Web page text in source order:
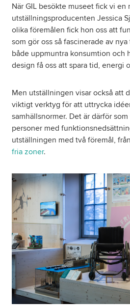
När GIL besökte museet fick vi en
utställningsproducenten Jessica
olika föremålen fick hon oss att
som gör oss så fascinerade av
både uppmuntra konsumtion och
design få oss att spara tid, energi
Men utställningen visar också att
viktigt verktyg för att uttrycka
samhällsnormer. Det är därför
personer med
utställningen med två föremål, från
fria zoner.